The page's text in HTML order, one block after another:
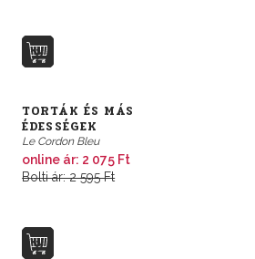
TORTÁK ÉS MÁS
ÉDESSÉGEK
Le Cordon Bleu
online ár: 2 075 Ft
Bolti ár: 2 595 Ft